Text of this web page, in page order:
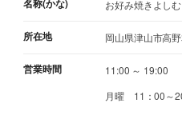
お好み焼きよし
所在地 岡山県津山市高
営業時間
11:00 ～ 19:00
月曜 11：00～